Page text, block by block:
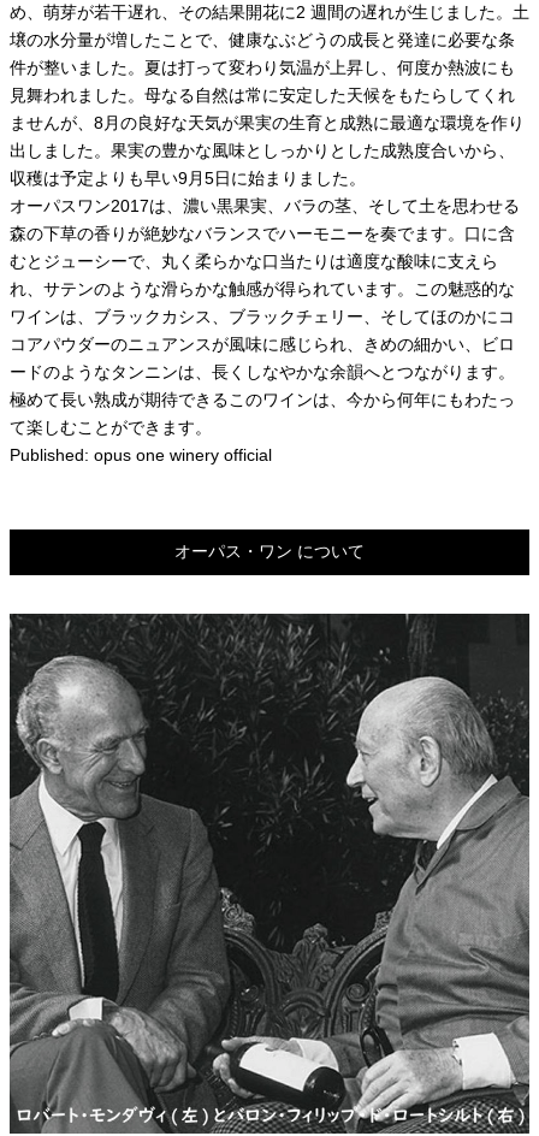
め、萌芽が若干遅れ、その結果開花に2 週間の遅れが生じました。土
壌の水分量が増したことで、健康なぶどうの成長と発達に必要な条
件が整いました。夏は打って変わり気温が上昇し、何度か熱波にも
見舞われました。母なる自然は常に安定した天候をもたらしてくれ
ませんが、8月の良好な天気が果実の生育と成熟に最適な環境を作り
出しました。果実の豊かな風味としっかりとした成熟度合いから、
収穫は予定よりも早い9月5日に始まりました。
オーパスワン2017は、濃い黒果実、バラの茎、そして土を思わせる
森の下草の香りが絶妙なバランスでハーモニーを奏でます。口に含
むとジューシーで、丸く柔らかな口当たりは適度な酸味に支えら
れ、サテンのような滑らかな触感が得られています。この魅惑的な
ワインは、ブラックカシス、ブラックチェリー、そしてほのかにコ
コアパウダーのニュアンスが風味に感じられ、きめの細かい、ビロ
ードのようなタンニンは、長くしなやかな余韻へとつながります。
極めて長い熟成が期待できるこのワインは、今から何年にもわたっ
て楽しむことができます。
Published: opus one winery official
オーパス・ワン について